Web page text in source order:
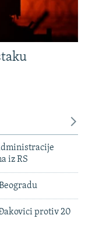
iz RS
protiv 20